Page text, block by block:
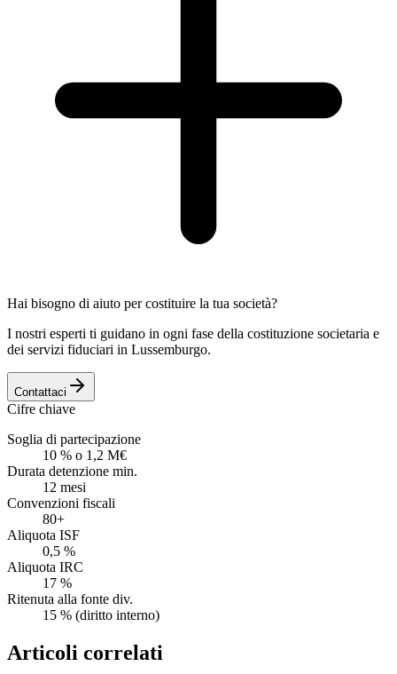
Hai bisogno di aiuto per costituire la tua società?
I nostri esperti ti guidano in ogni fase della costituzione societaria e
dei servizi fiduciari in Lussemburgo.
Contattaci
Cifre chiave
Soglia di partecipazione
10 % o 1,2 M€
Durata detenzione min.
12 mesi
Convenzioni fiscali
80+
Aliquota ISF
0,5 %
Aliquota IRC
17 %
Ritenuta alla fonte div.
15 % (diritto interno)
Articoli correlati